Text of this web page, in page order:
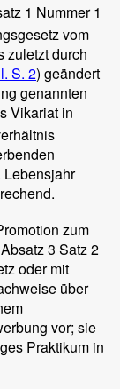
1 Nummer 1
vom
zuletzt durch
S. 2) geändert
genannten
Vikariat in
Lebensjahr
zum
Absatz 3 Satz 2
oder mit
über
vor; sie
Praktikum in